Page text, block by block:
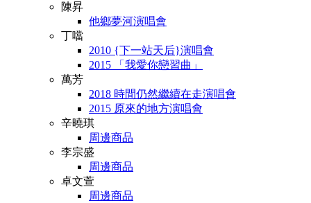
陳昇
他鄉夢河演唱會
丁噹
2010 {下一站天后}演唱會
2015 「我愛你戀習曲」
萬芳
2018 時間仍然繼續在走演唱會
2015 原來的地方演唱會
辛曉琪
周邊商品
李宗盛
周邊商品
卓文萱
周邊商品